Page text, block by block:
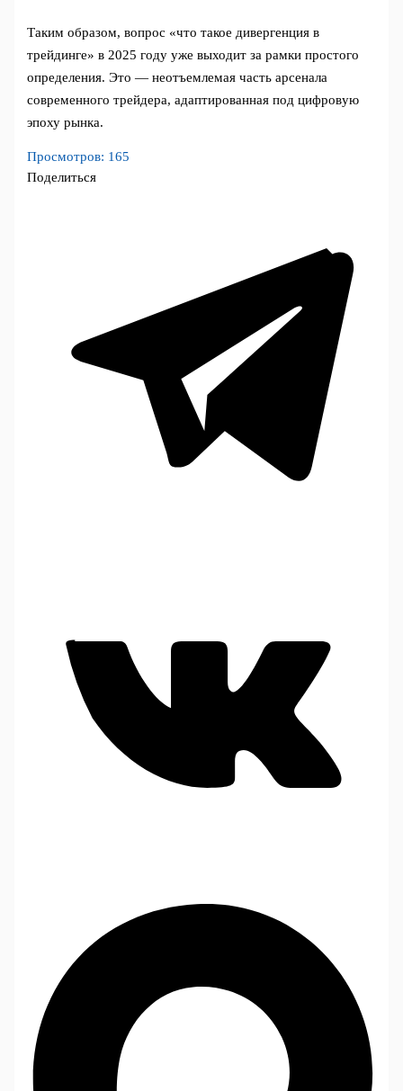
Таким образом, вопрос «что такое дивергенция в
трейдинге» в 2025 году уже выходит за рамки простого
определения. Это — неотъемлемая часть арсенала
современного трейдера, адаптированная под цифровую
эпоху рынка.
Просмотров: 165
Поделиться